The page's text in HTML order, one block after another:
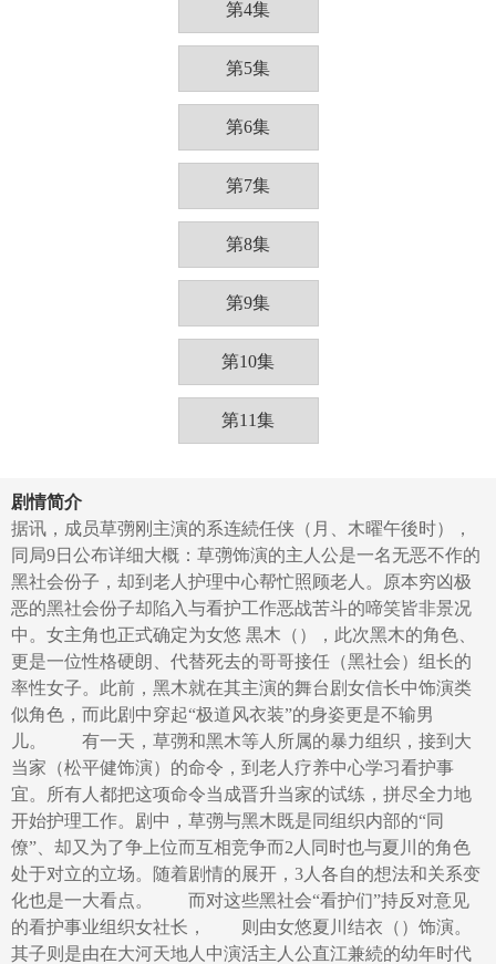
第4集
第5集
第6集
第7集
第8集
第9集
第10集
第11集
剧情简介
据讯，成员草彅刚主演的系连続任侠（月、木曜午後时），
同局9日公布详细大概：草彅饰演的主人公是一名无恶不作的
黑社会份子，却到老人护理中心帮忙照顾老人。原本穷凶极
恶的黑社会份子却陷入与看护工作恶战苦斗的啼笑皆非景况
中。女主角也正式确定为女悠 黒木（），此次黑木的角色、
更是一位性格硬朗、代替死去的哥哥接任（黑社会）组长的
率性女子。此前，黑木就在其主演的舞台剧女信长中饰演类
似角色，而此剧中穿起“极道风衣装”的身姿更是不输男
儿。 有一天，草彅和黑木等人所属的暴力组织，接到大
当家（松平健饰演）的命令，到老人疗养中心学习看护事
宜。所有人都把这项命令当成晋升当家的试练，拼尽全力地
开始护理工作。剧中，草彅与黑木既是同组织内部的“同
僚”、却又为了争上位而互相竞争而2人同时也与夏川的角色
处于对立的立场。随着剧情的展开，3人各自的想法和关系变
化也是一大看点。 而对这些黑社会“看护们”持反对意见
的看护事业组织女社长， 则由女悠夏川结衣（）饰演。
其子则是由在大河天地人中演活主人公直江兼続的幼年时代